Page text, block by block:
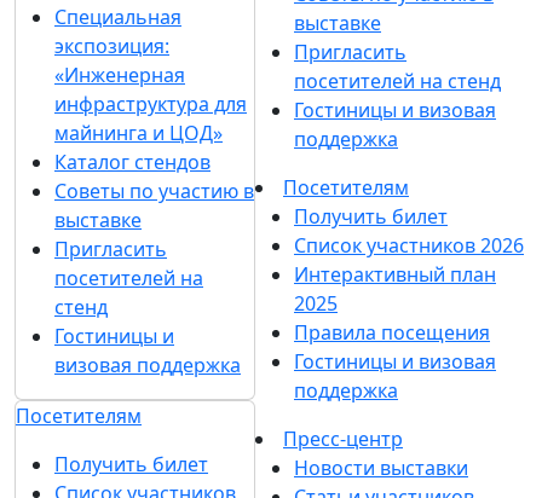
Специальная
экспозиция:
«Инженерная
инфраструктура для
майнинга и ЦОД»
Каталог стендов
Советы по участию в
выставке
Пригласить
посетителей на
стенд
Гостиницы и
визовая поддержка
Посетителям
Получить билет
выставке
Пригласить
посетителей на стенд
Гостиницы и визовая
поддержка
Посетителям
Получить билет
Список участников 2026
Интерактивный план
2025
Правила посещения
Гостиницы и визовая
поддержка
Пресс-центр
Новости выставки